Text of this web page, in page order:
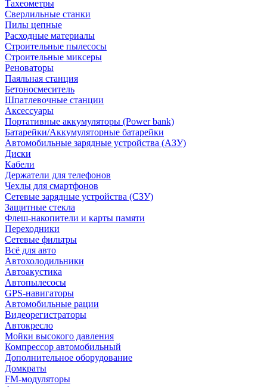
Тахеометры
Сверлильные станки
Пилы цепные
Расходные материалы
Строительные пылесосы
Строительные миксеры
Реноваторы
Паяльная станция
Бетоносмеситель
Шпатлевочные станции
Аксессуары
Портативные аккумуляторы (Power bank)
Батарейки/Аккумуляторные батарейки
Автомобильные зарядные устройства (АЗУ)
Диски
Кабели
Держатели для телефонов
Чехлы для смартфонов
Сетевые зарядные устройства (СЗУ)
Защитные стекла
Флеш-накопители и карты памяти
Переходники
Сетевые фильтры
Всё для авто
Автохолодильники
Автоакустика
Автопылесосы
GPS-навигаторы
Автомобильные рации
Видеорегистраторы
Автокресло
Мойки высокого давления
Компрессор автомобильный
Дополнительное оборудование
Домкраты
FM-модуляторы